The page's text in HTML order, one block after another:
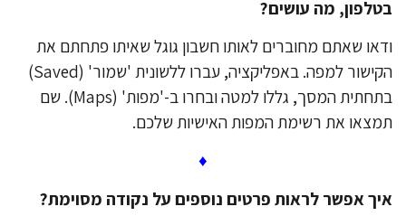
מה עושים?
שאתם מחוברים לאותו חשבון גוגל שאיתו פתחתם את
הקישור למפה. באפליקציה, עברו ללשונית 'שמור' (Saved)
בתחתית המסך, גללו למטה ובחרו ב-'מפות' (Maps). שם
את רשימת המפות האישיות שלכם.
אפשר לראות פרטים נוספים על נקודה מסוימת?